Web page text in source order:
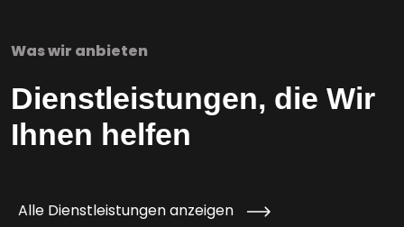
Was wir anbieten
Dienstleistungen, die Wir
Ihnen helfen
Alle Dienstleistungen anzeigen